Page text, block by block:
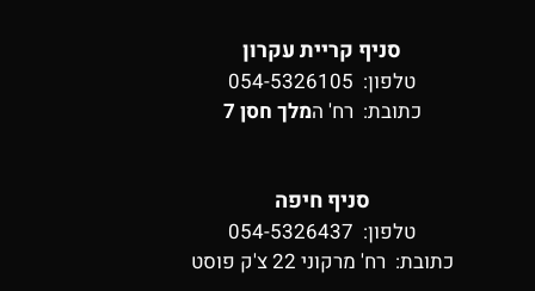
סניף קריית עקרון
טלפון: 054-5326105
כתובת: רח' המלך חסן 7
סניף חיפה
טלפון: 054-5326437
כתובת: רח' מרקוני 22 צ'ק פוסט